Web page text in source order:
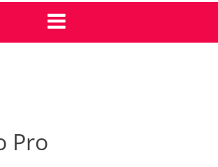
Pro